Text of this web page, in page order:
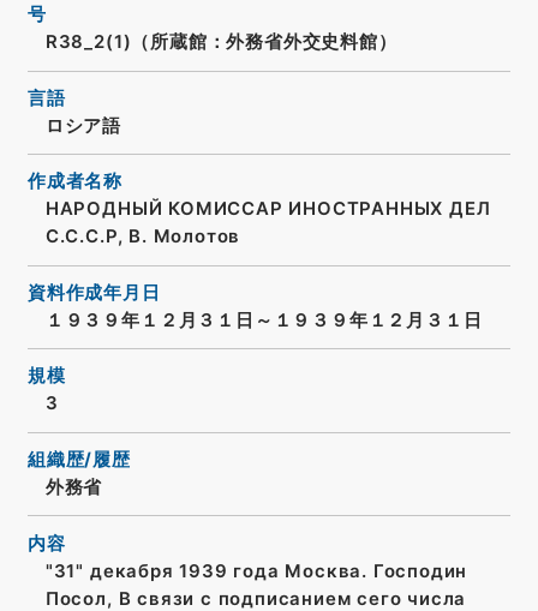
号
R38_2(1)（所蔵館：外務省外交史料館）
言語
ロシア語
作成者名称
НАРОДНЫЙ КОМИССАР ИНОСТРАННЫХ ДЕЛ
С.С.С.Р, В. Молотов
資料作成年月日
１９３９年１２月３１日～１９３９年１２月３１日
規模
3
組織歴/履歴
外務省
内容
"31" декабря 1939 года Москва. Господин
Посол, В связи с подписанием сего числа